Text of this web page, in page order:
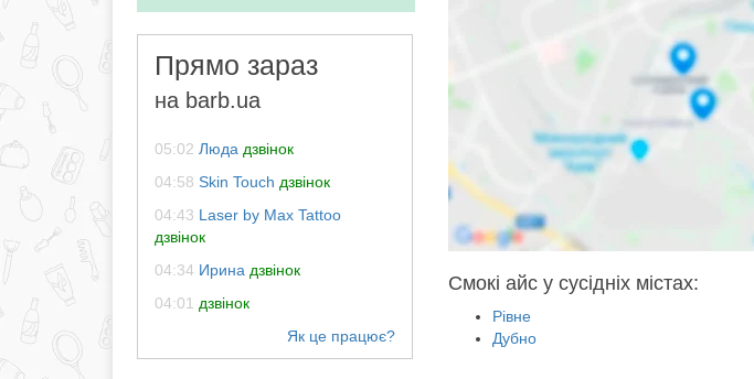
Прямо зараз
на barb.ua
05:02 Люда дзвінок
04:58 Skin Touch дзвінок
04:43 Laser by Max Tattoo
дзвінок
04:34 Ирина дзвінок
04:01 дзвінок
Смокі айс у сусідніх містах:
Рівне
Дубно